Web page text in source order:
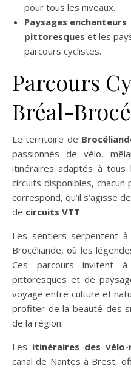
pour tous les niveaux.
Paysages enchanteurs
pittoresques et les
parcours cyclistes.
Parcours
Bréal-
Le territoire de
passionnés de vélo,
itinéraires adaptés à tous
circuits disponibles,
correspond, qu’il s’agisse de
de circuits VTT.
Les sentiers serpentent
Brocéliande, où les
Ces parcours invitent
pittoresques et de
voyage entre culture et
profiter de la beauté des
de la région.
Les itinéraires des vélo-
canal de Nantes à Brest,